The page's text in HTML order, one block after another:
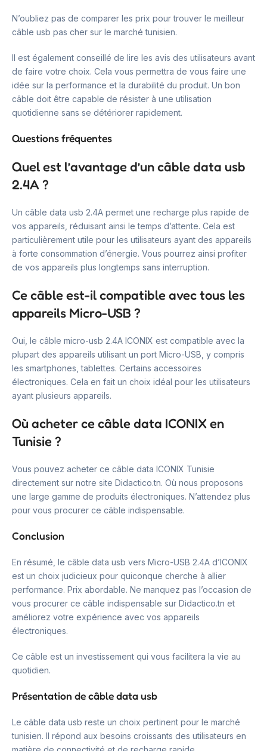
N’oubliez pas de comparer les prix pour trouver le meilleur
câble usb pas cher sur le marché tunisien.
Il est également conseillé de lire les avis des utilisateurs avant
de faire votre choix. Cela vous permettra de vous faire une
idée sur la performance et la durabilité du produit. Un bon
câble doit être capable de résister à une utilisation
quotidienne sans se détériorer rapidement.
Questions fréquentes
Quel est l’avantage d’un câble data usb
2.4A ?
Un câble data usb 2.4A permet une recharge plus rapide de
vos appareils, réduisant ainsi le temps d’attente. Cela est
particulièrement utile pour les utilisateurs ayant des appareils
à forte consommation d’énergie. Vous pourrez ainsi profiter
de vos appareils plus longtemps sans interruption.
Ce câble est-il compatible avec tous les
appareils Micro-USB ?
Oui, le câble micro-usb 2.4A ICONIX est compatible avec la
plupart des appareils utilisant un port Micro-USB, y compris
les smartphones, tablettes. Certains accessoires
électroniques. Cela en fait un choix idéal pour les utilisateurs
ayant plusieurs appareils.
Où acheter ce câble data ICONIX en
Tunisie ?
Vous pouvez acheter ce câble data ICONIX Tunisie
directement sur notre site Didactico.tn. Où nous proposons
une large gamme de produits électroniques. N’attendez plus
pour vous procurer ce câble indispensable.
Conclusion
En résumé, le câble data usb vers Micro-USB 2.4A d’ICONIX
est un choix judicieux pour quiconque cherche à allier
performance. Prix abordable. Ne manquez pas l’occasion de
vous procurer ce câble indispensable sur Didactico.tn et
améliorez votre expérience avec vos appareils
électroniques.
Ce câble est un investissement qui vous facilitera la vie au
quotidien.
Présentation de câble data usb
Le câble data usb reste un choix pertinent pour le marché
tunisien. Il répond aux besoins croissants des utilisateurs en